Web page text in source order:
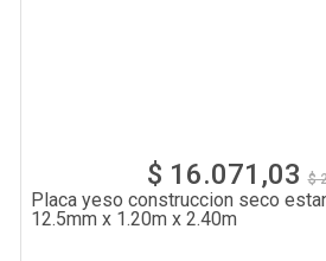
$ 16.071,03$
Placa yeso construccion seco
12.5mm x 1.20m x 2.40m